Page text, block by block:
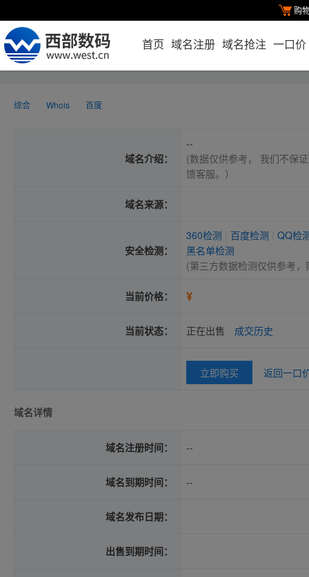
购
首页 域名注册 域名抢注 一口价
综合 Whois 百度
域名介绍：
--
(数据仅供参考， 我们不保
馈客服。）
域名来源：
安全检测：
360检测 百度检测
QQ检
黑名单检测
(第三方数据检测仅供参考
当前价格： ¥
当前状态： 正在出售 成交历史
立即购买 返回一口
域名详情
域名注册时间： --
域名到期时间： --
域名发布日期：
出售到期时间：